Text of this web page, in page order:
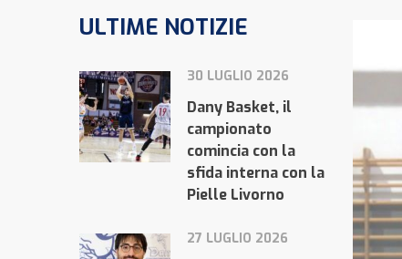
ULTIME NOTIZIE
30 LUGLIO 2026
Dany Basket, il
campionato
comincia con la
sfida interna con la
Pielle Livorno
27 LUGLIO 2026